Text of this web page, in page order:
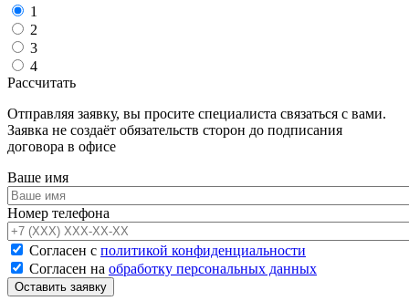
1
2
3
4
Рассчитать
Отправляя заявку, вы просите специалиста связаться с вами.
Заявка не создаёт обязательств сторон до подписания
договора в офисе
Ваше имя
Номер телефона
Согласен с политикой конфиденциальности
Согласен на обработку персональных данных